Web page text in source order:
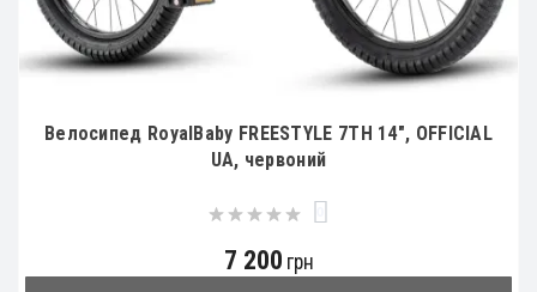
Велосипед RoyalBaby FREESTYLE 7TH 14", OFFICIAL
UA, червоний
7 200 грн